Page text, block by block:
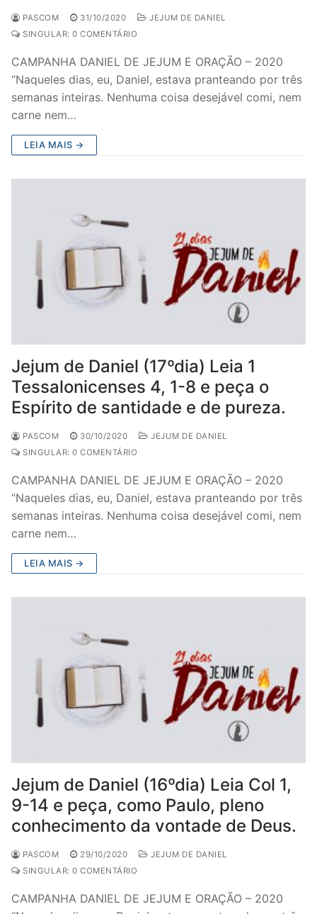
PASCOM 31/10/2020
JEJUM DE DANIEL
SINGULAR: 0 COMENTÁRIO
CAMPANHA DANIEL DE JEJUM E ORAÇÃO – 2020
“Naqueles dias, eu, Daniel, estava pranteando por três
semanas inteiras. Nenhuma coisa desejável comi, nem
carne nem…
LEIA MAIS →
Jejum de Daniel (17ºdia) Leia 1
Tessalonicenses 4, 1-8 e peça o
Espírito de santidade e de pureza.
PASCOM 30/10/2020
JEJUM DE DANIEL
SINGULAR: 0 COMENTÁRIO
CAMPANHA DANIEL DE JEJUM E ORAÇÃO – 2020
“Naqueles dias, eu, Daniel, estava pranteando por três
semanas inteiras. Nenhuma coisa desejável comi, nem
carne nem…
LEIA MAIS →
Jejum de Daniel (16ºdia) Leia Col 1,
9-14 e peça, como Paulo, pleno
conhecimento da vontade de Deus.
PASCOM 29/10/2020
JEJUM DE DANIEL
SINGULAR: 0 COMENTÁRIO
CAMPANHA DANIEL DE JEJUM E ORAÇÃO – 2020